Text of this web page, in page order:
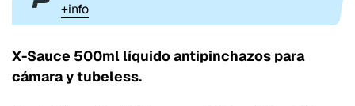
+info
X-Sauce 500ml líquido antipinchazos para
cámara y tubeless.